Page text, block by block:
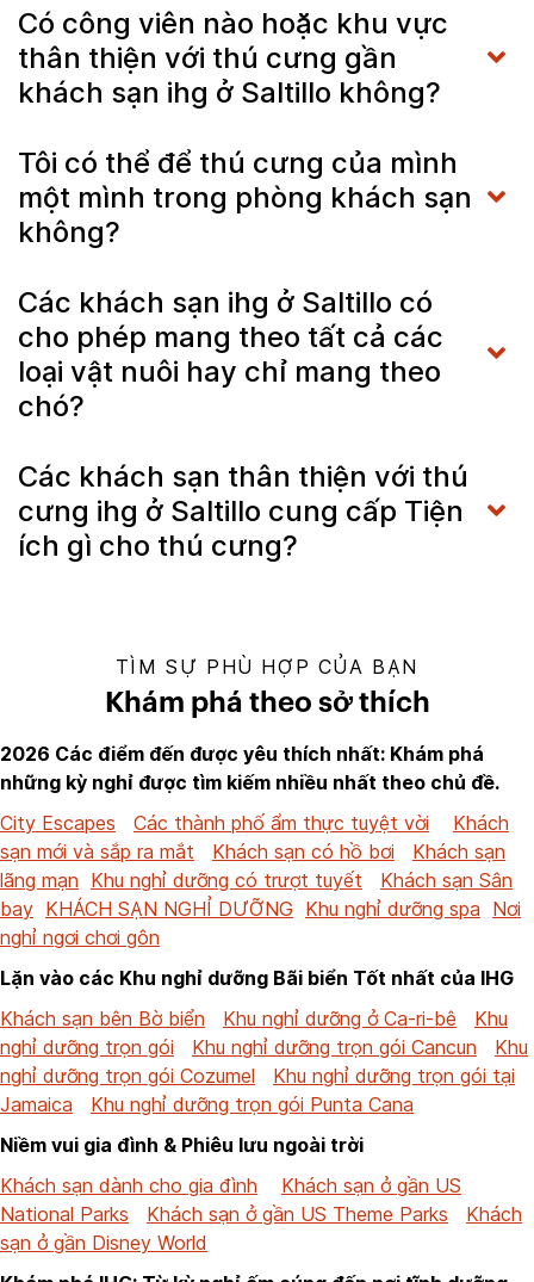
Có công viên nào hoặc khu vực
thân thiện với thú cưng gần
khách sạn ihg ở Saltillo không?
Tôi có thể để thú cưng của mình
một mình trong phòng khách sạn
không?
Các khách sạn ihg ở Saltillo có
cho phép mang theo tất cả các
loại vật nuôi hay chỉ mang theo
chó?
Các khách sạn thân thiện với thú
cưng ihg ở Saltillo cung cấp Tiện
ích gì cho thú cưng?
TÌM SỰ PHÙ HỢP CỦA BẠN
Khám phá theo sở thích
2026 Các điểm đến được yêu thích nhất: Khám phá
những kỳ nghỉ được tìm kiếm nhiều nhất theo chủ đề.
City Escapes
Các thành phố ẩm thực tuyệt vời
Khách
sạn mới và sắp ra mắt
Khách sạn có hồ bơi
Khách sạn
lãng mạn Khu nghỉ dưỡng có trượt tuyết
Khách sạn Sân
bay KHÁCH SẠN NGHỈ DƯỠNG Khu nghỉ dưỡng spa Nơi
nghỉ ngơi chơi gôn
Lặn vào các Khu nghỉ dưỡng Bãi biển Tốt nhất của IHG
Khách sạn bên Bờ biển
Khu nghỉ dưỡng ở Ca-ri-bê
Khu
nghỉ dưỡng trọn gói
Khu nghỉ dưỡng trọn gói Cancun
Khu
nghỉ dưỡng trọn gói Cozumel
Khu nghỉ dưỡng trọn gói tại
Jamaica
Khu nghỉ dưỡng trọn gói Punta Cana
Niềm vui gia đình & Phiêu lưu ngoài trời
Khách sạn dành cho gia đình
Khách sạn ở gần US
National Parks
Khách sạn ở gần US Theme Parks
Khách
sạn ở gần Disney World